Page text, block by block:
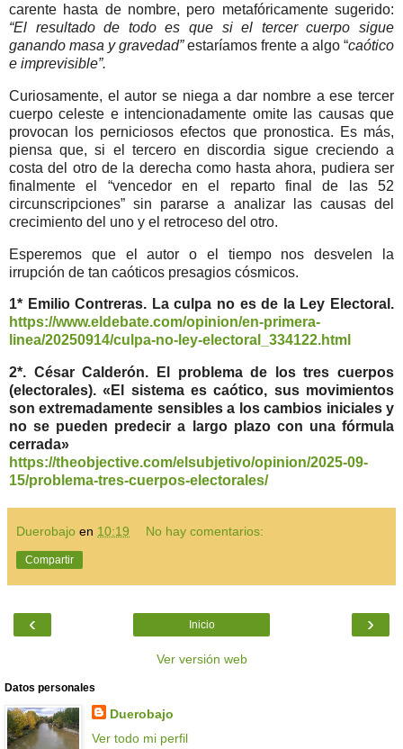
carente hasta de nombre, pero metafóricamente sugerido:
“El resultado de todo es que si el tercer cuerpo sigue
ganando masa y gravedad”estaríamos frente a algo “caótico
e imprevisible”.
Curiosamente, el autor se niega a dar nombre a ese tercer
cuerpo celeste e intencionadamente omite las causas que
provocan los perniciosos efectos que pronostica. Es más,
piensa que, si el tercero en discordia sigue creciendo a
costa del otro de la derecha como hasta ahora, pudiera ser
finalmente el “vencedor en el reparto final de las 52
circunscripciones” sin pararse a analizar las causas del
crecimiento del uno y el retroceso del otro.
Esperemos que el autor o el tiempo nos desvelen la
irrupción de tan caóticos presagios cósmicos.
1* Emilio Contreras. La culpa no es de la Ley Electoral.
https://www.eldebate.com/opinion/en-primera-
linea/20250914/culpa-no-ley-electoral_334122.html
2*. César Calderón. El problema de los tres cuerpos
(electorales). «El sistema es caótico, sus movimientos
son extremadamente sensibles a los cambios iniciales y
no se pueden predecir a largo plazo con una fórmula
cerrada»
https://theobjective.com/elsubjetivo/opinion/2025-09-
15/problema-tres-cuerpos-electorales/
Duerobajo en 10:19 No hay comentarios:
Compartir
‹ ›
Inicio
Ver versión web
Datos personales
Duerobajo
Ver todo mi perfil